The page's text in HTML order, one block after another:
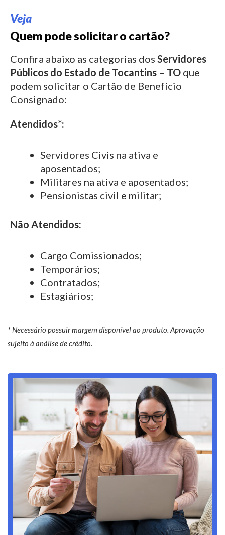
Veja
Quem pode solicitar o cartão?
Confira abaixo as categorias dos Servidores
Públicos do Estado de Tocantins – TO que
podem solicitar o Cartão de Benefício
Consignado:
Atendidos*:
Servidores Civis na ativa e
aposentados;
Militares na ativa e aposentados;
Pensionistas civil e militar;
Não Atendidos:
Cargo Comissionados;
Temporários;
Contratados;
Estagiários;
* Necessário possuir margem disponível ao produto. Aprovação
sujeito à análise de crédito.